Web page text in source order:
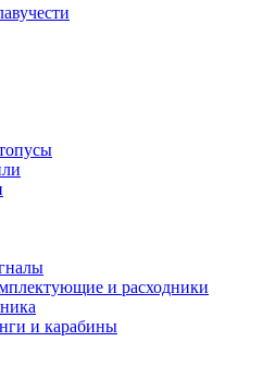
и расходники
и карабины